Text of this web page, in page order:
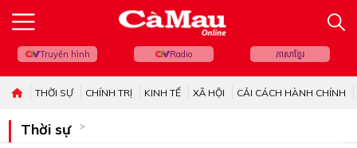
Truyền hình Radio ភាសាខ្មែរ
THỜI SỰ CHÍNH TRỊ KINH TẾ XÃ HỘI CẢI CÁCH HÀNH CHÍNH
Thời sự